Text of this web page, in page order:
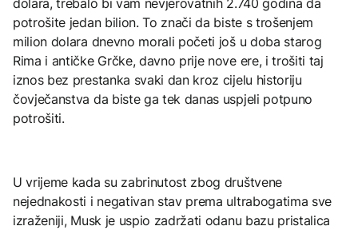
potrošite jedan bilion. To znači da biste s trošenjem
milion dolara dnevno morali početi još u doba starog
Rima i antičke Grčke, davno prije nove ere, i trošiti taj
iznos bez prestanka svaki dan kroz cijelu historiju
čovječanstva da biste ga tek danas uspjeli potpuno
potrošiti.
U vrijeme kada su zabrinutost zbog društvene
nejednakosti i negativan stav prema ultrabogatima sve
izraženiji, Musk je uspio zadržati odanu bazu pristalica